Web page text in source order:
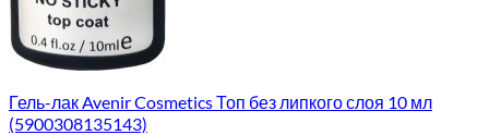
Гель-лак Avenir Cosmetics Топ без липкого слоя 10 мл
(5900308135143)